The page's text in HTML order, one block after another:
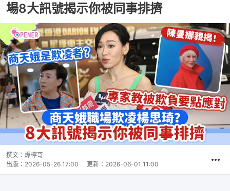
場8大訊號揭示你被同事排擠
撰文： 爆檸哥
出版： 2026-05-26 17:00 更新： 2026-06-01 11:00